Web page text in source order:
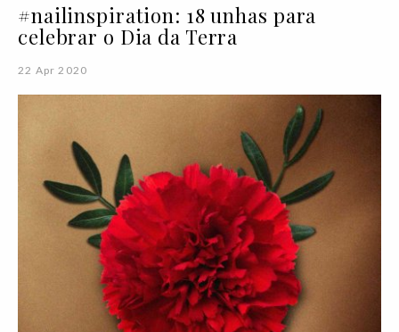
#nailinspiration: 18 unhas para
celebrar o Dia da Terra
22 Apr 2020